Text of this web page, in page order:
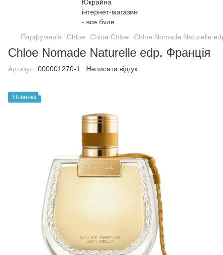
Парфумерія Chloe Chloe Chloe Chloe Nomade Naturelle
Chloe Nomade Naturelle edp, Франція
Артикул: 000001270-1 Написати відгук
Новинка